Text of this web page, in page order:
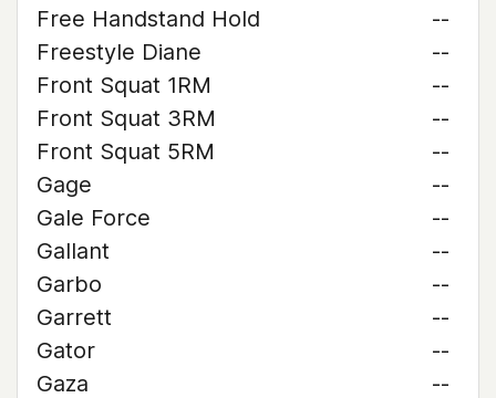
Free Handstand Hold
--
Freestyle Diane
--
Front Squat 1RM
--
Front Squat 3RM
--
Front Squat 5RM
--
Gage
--
Gale Force
--
Gallant
--
Garbo
--
Garrett
--
Gator
--
Gaza
--